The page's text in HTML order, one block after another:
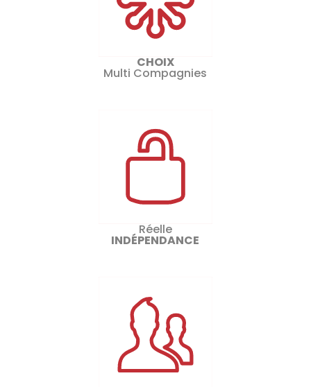
CHOIX
Multi Compagnies
Réelle
INDÉPENDANCE